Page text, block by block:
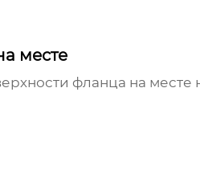
месте
фланца на месте